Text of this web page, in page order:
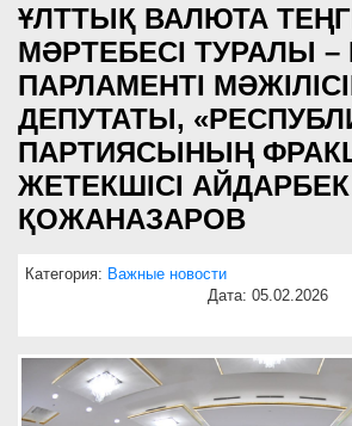
ҰЛТТЫҚ ВАЛЮТА
МӘРТЕБЕСІ ТУРАЛЫ –
ПАРЛАМЕНТІ
ДЕПУТАТЫ,
ПАРТИЯСЫНЫҢ
ЖЕТЕКШІСІ АЙДАРБЕК
ҚОЖАНАЗАРОВ
Категория: Важные новости
Дата: 05.02.2026